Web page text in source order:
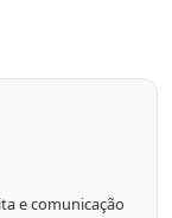
e comunicação